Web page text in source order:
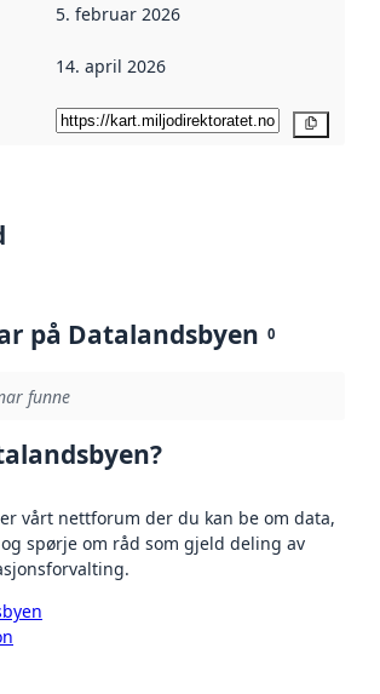
5. februar 2026
14. april 2026
på Datalandsbyen 0
funne
vårt nettforum der du kan be om data,
spørje om råd som gjeld deling av